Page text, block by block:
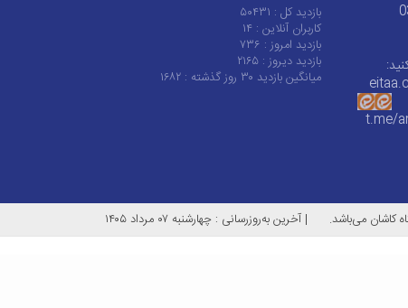
t.me/
بازدید کل : ۵۰۴۳۱
کاربران آنلاین : ۱۴
بازدید امروز : ۷۳۶
بازدید دیروز :۲۱۶۵
میانگین بازدید ۳۰ روز گذشته :
۱۶۸۲
کاشان می‌باشد. | آخرین به‌روزرسانی : چهارشنبه ۰۷ مرداد ۱۴۰۵